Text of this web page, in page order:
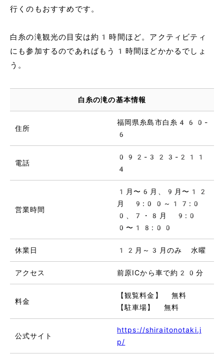
行くのもおすすめです。
白糸の滝観光の目安は約1時間ほど。アクティビティ
にも参加するのであればもう1時間ほどかかるでしょ
う。
白糸の滝の基本情報
住所
福岡県糸島市白糸460-
6
電話
092-323-211
4
営業時間
1月〜6月、9月〜12
月 9:00～17:0
0、7・8月 9:0
0〜18:00
休業日 12月～3月のみ 水曜
アクセス 前原ICから車で約20分
料金
【観覧料金】 無料
【駐車場】 無料
公式サイト
https://shiraitonotaki.j
p/